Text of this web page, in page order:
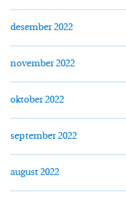
desember 2022
november 2022
oktober 2022
september 2022
august 2022